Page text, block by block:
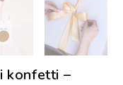
konfetti –